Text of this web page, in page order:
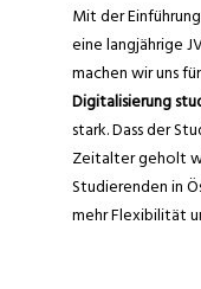
Mit der
eine langjährige
machen wir uns
Digitalisierung
stark. Dass der
Zeitalter geholt
Studierenden in
mehr Flexibilität